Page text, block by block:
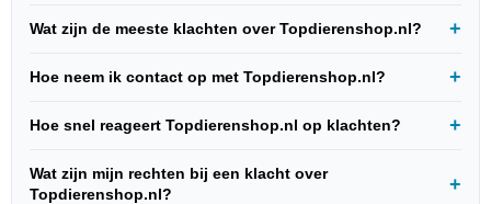
Wat zijn de meeste klachten over Topdierenshop.nl?
Hoe neem ik contact op met Topdierenshop.nl?
Hoe snel reageert Topdierenshop.nl op klachten?
Wat zijn mijn rechten bij een klacht over
Topdierenshop.nl?